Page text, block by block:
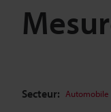
Secteur: Automobile